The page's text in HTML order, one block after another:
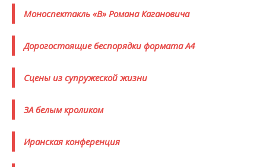
Моноспектакль «В» Романа Кагановича
Дорогостоящие беспорядки формата А4
Сцены из супружеской жизни
ЗА белым кроликом
Иранская конференция